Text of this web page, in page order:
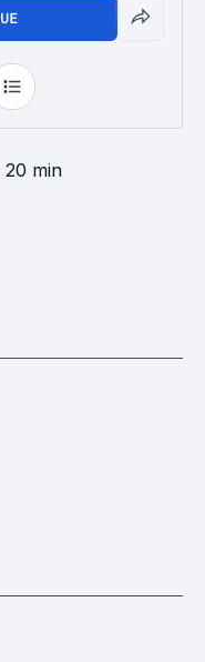
20 min